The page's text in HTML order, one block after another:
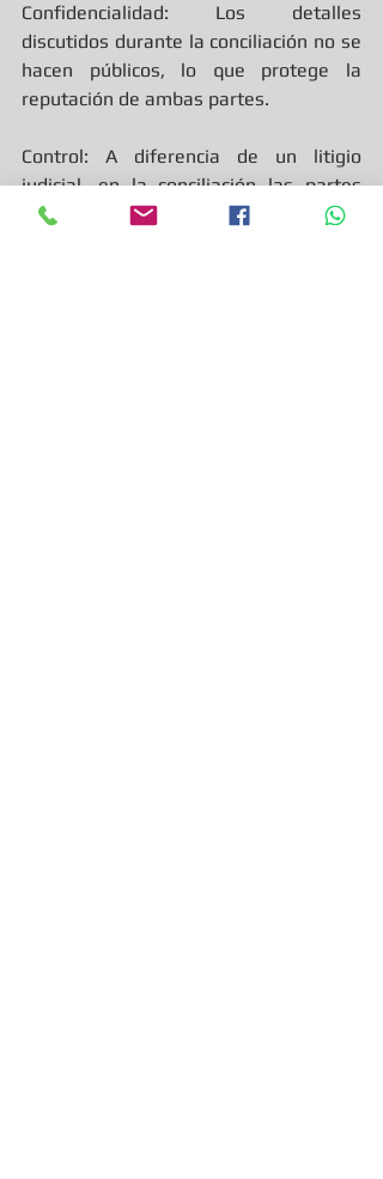
Confidencialidad: Los detalles
discutidos durante la conciliación no se
hacen públicos, lo que protege la
reputación de ambas partes.
Control: A diferencia de un litigio
judicial, en la conciliación las partes
tienen más control sobre el resultado.